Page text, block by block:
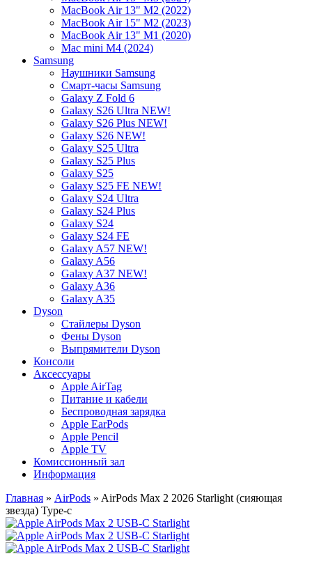
MacBook Air 13" M2 (2022)
MacBook Air 15" M2 (2023)
MacBook Air 13" M1 (2020)
Mac mini M4 (2024)
Samsung
Наушники Samsung
Смарт-часы Samsung
Galaxy Z Fold 6
Galaxy S26 Ultra NEW!
Galaxy S26 Plus NEW!
Galaxy S26 NEW!
Galaxy S25 Ultra
Galaxy S25 Plus
Galaxy S25
Galaxy S25 FE NEW!
Galaxy S24 Ultra
Galaxy S24 Plus
Galaxy S24
Galaxy S24 FE
Galaxy A57 NEW!
Galaxy A56
Galaxy A37 NEW!
Galaxy A36
Galaxy A35
Dyson
Стайлеры Dyson
Фены Dyson
Выпрямители Dyson
Консоли
Аксессуары
Apple AirTag
Питание и кабели
Беспроводная зарядка
Apple EarPods
Apple Pencil
Apple TV
Комиссионный зал
Информация
Главная » AirPods » AirPods Max 2 2026 Starlight (сияющая
звезда) Type-c